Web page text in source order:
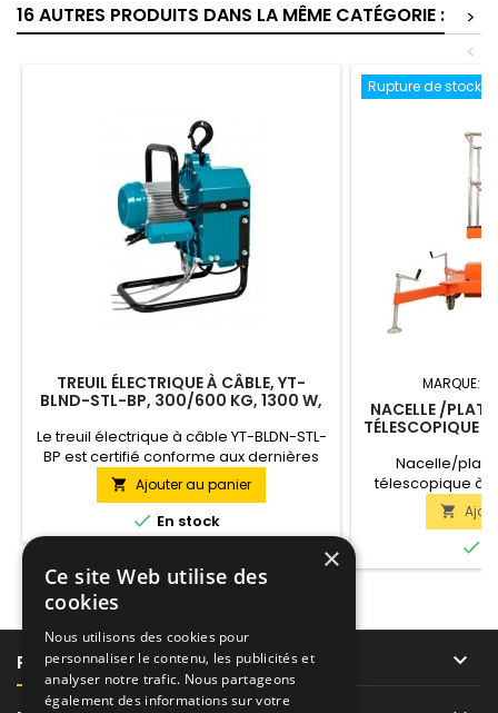
16 AUTRES PRODUITS DANS LA MÊME CATÉGORIE :
>
<
TREUIL ÉLECTRIQUE À CÂBLE, YT-
BLND-STL-BP, 300/600 KG, 1300 W,
Le treuil électrique à câble YT-BLDN-STL-
BP est certifié conforme aux dernières
normes de sécurité européennes et est
équipé d'éléments de protection
supplémentaires en haut et en bas.
Caractéristiques techniques: Mécanisme
télécommande Entraînement par
moteur électrique Capacité de levage
300 / 600 kg Longueur du câble 100 / 50...
 Ajouter au panier
 En stock
Rupture de stock
MARQUE:
NACELLE /
TÉLESCOPIQUE
Nacelle/
télescopique à
125KG/10M AC
versions de la
élévatrices
jusqu'à une


PRODUITS 
×
Ce site Web utilise des
cookies
Nous utilisons des cookies pour
personnaliser le contenu, les publicités et
analyser notre trafic. Nous partageons
également des informations sur votre